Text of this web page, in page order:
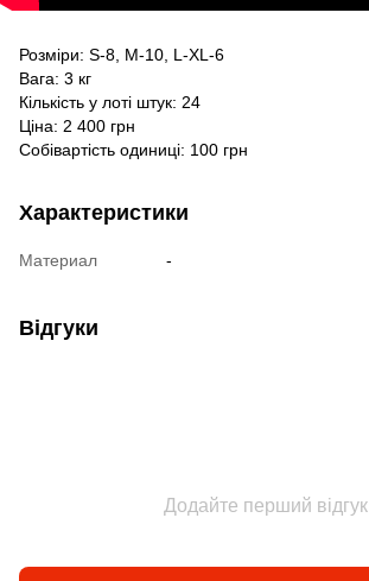
Розміри: S-8, M-10, L-XL-6
Вага: 3 кг
Кількість у лоті штук: 24
Ціна: 2 400 грн
Собівартість одиниці: 100 грн
Характеристики
Материал -
Відгуки
Додайте перший відгук